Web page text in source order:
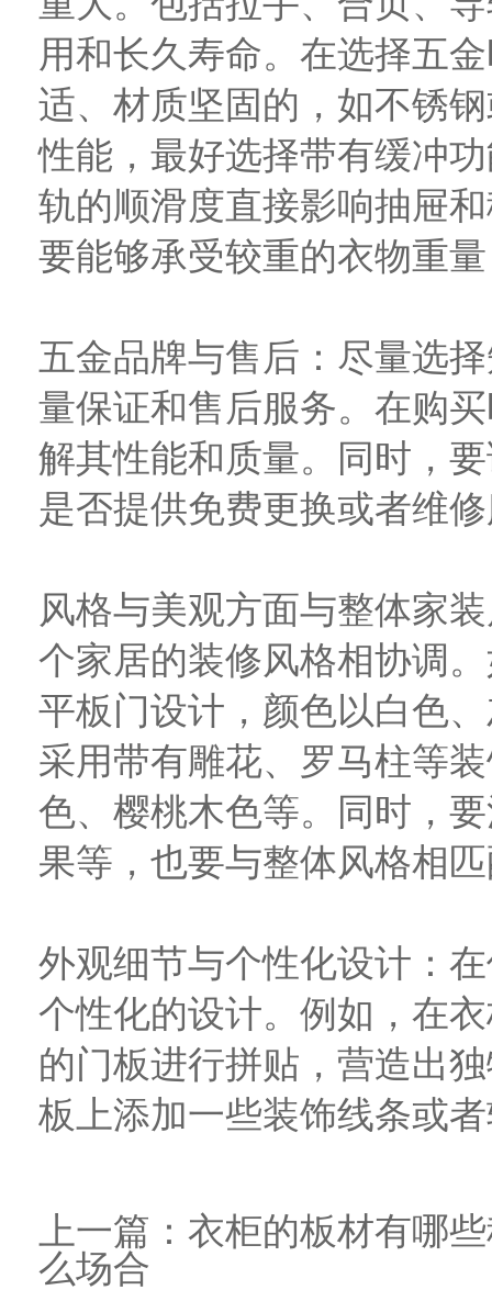
用和长久寿命。在选择五
适、材质坚固的，如不锈
性能，最好选择带有缓冲
轨的顺滑度直接影响抽屉
要能够承受较重的衣物重
五金品牌与售后：尽量选
量保证和售后服务。在购
解其性能和质量。同时，
是否提供免费更换或者维
风格与美观方面与整体家
个家居的装修风格相协调
平板门设计，颜色以白色
采用带有雕花、罗马柱等
色、樱桃木色等。同时，
果等，也要与整体风格相
外观细节与个性化设计：
个性化的设计。例如，在
的门板进行拼贴，营造出
板上添加一些装饰线条或
上一篇： 衣柜的板材有哪
么场合